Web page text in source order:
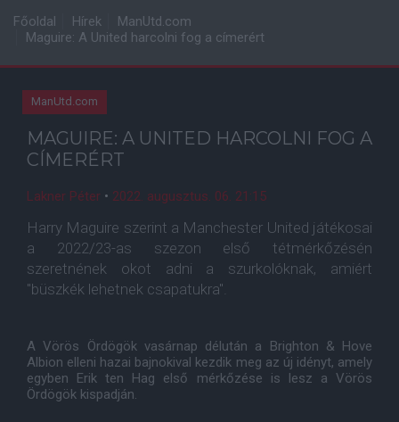
Főoldal Hírek
ManUtd.com
Maguire: A United harcolni fog a címerért
ManUtd.com
MAGUIRE: A UNITED HARCOLNI FOG A
CÍMERÉRT
Lakner Péter • 2022. augusztus. 06. 21:15
Harry Maguire szerint a Manchester United játékosai
a 2022/23-as szezon első tétmérkőzésén
szeretnének okot adni a szurkolóknak, amiért
"büszkék lehetnek csapatukra".
A Vörös Ördögök vasárnap délután a Brighton & Hove
Albion elleni hazai bajnokival kezdik meg az új idényt, amely
egyben Erik ten Hag első mérkőzése is lesz a Vörös
Ördögök kispadján.